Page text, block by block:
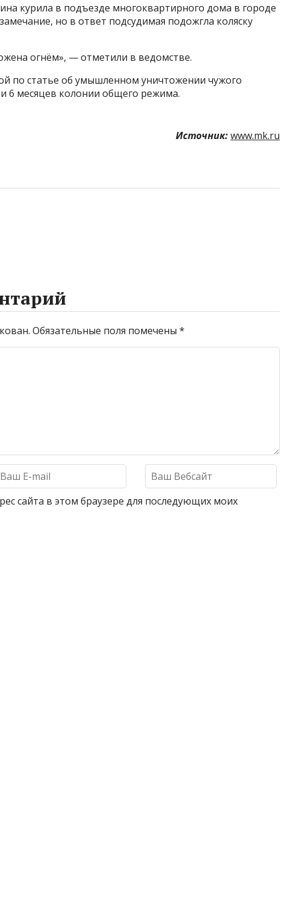
курила в подъезде многоквартирного дома в городе
но в ответ подсудимая подожгла коляску
огнём», — отметили в ведомстве.
по статье об умышленном уничтожении чужого
6 месяцев колонии общего режима.
Источник:www.mk.ru
Обязательные поля помечены *
сайта в этом браузере для последующих моих